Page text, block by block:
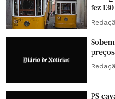
fez
preços
PS